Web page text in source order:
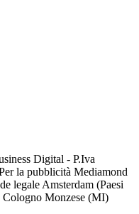
Digital - P.Iva
la pubblicità Mediamond
legale Amsterdam (Paesi
Monzese (MI)